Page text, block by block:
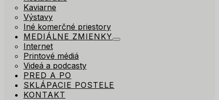
Kaviarne
Výstavy
Iné komerčné priestory
MEDIÁLNE ZMIENKY
Internet
Printové médiá
Videá a podcasty
PRED A PO
SKLÁPACIE POSTELE
KONTAKT